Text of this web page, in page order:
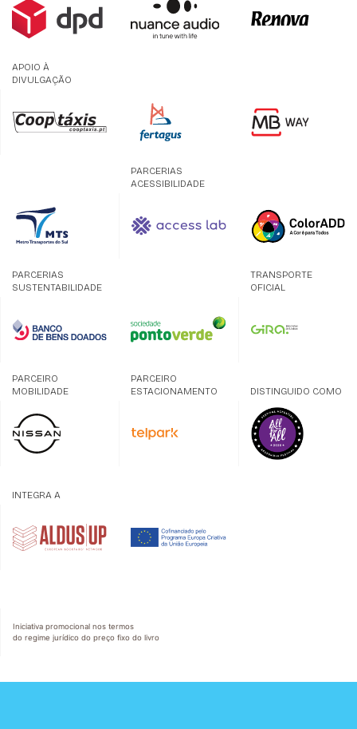
APOIO À
DIVULGAÇÃO
PARCERIAS
ACESSIBILIDADE
PARCERIAS
SUSTENTABILIDADE
TRANSPORTE
OFICIAL
PARCEIRO
MOBILIDADE
PARCEIRO
ESTACIONAMENTO
DISTINGUIDO COMO
INTEGRA A
Iniciativa promocional nos termos
do regime jurídico do preço fixo do livro